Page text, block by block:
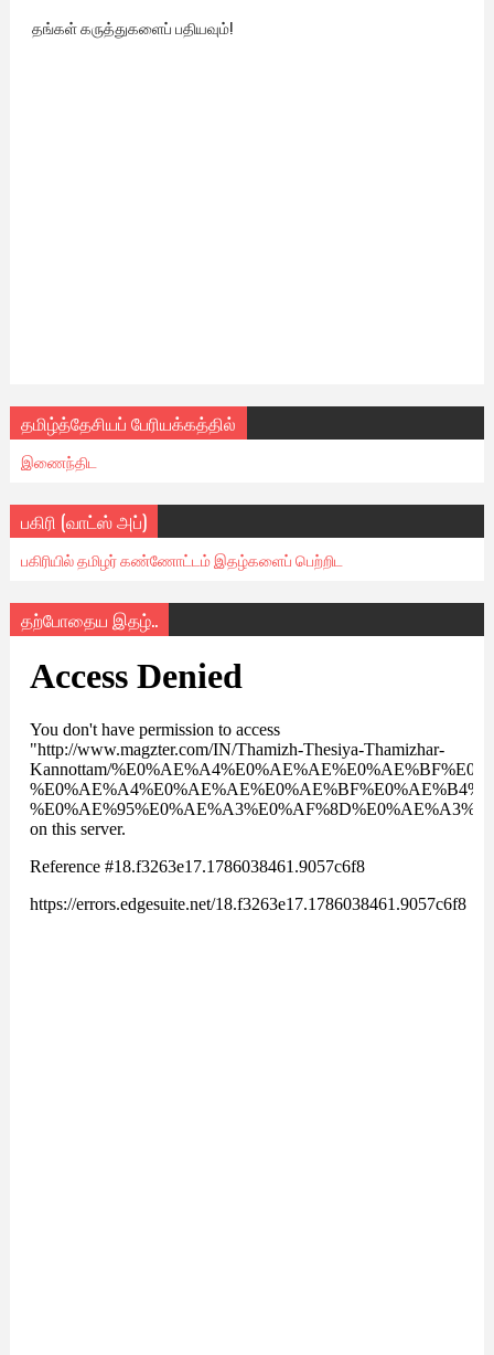
தங்கள் கருத்துகளைப் பதியவும்!
தமிழ்த்தேசியப் பேரியக்கத்தில்
இணைந்திட
பகிரி (வாட்ஸ் அப்)
பகிரியில் தமிழர் கண்ணோட்டம் இதழ்களைப் பெற்றிட
தற்போதைய இதழ்..